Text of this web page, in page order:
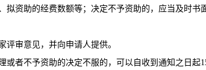
拟资助的经费数额等；决定不予资助的，应当及时书
评审意见，并向申请人提供。
或者不予资助的决定不服的，可以自收到通知之日起